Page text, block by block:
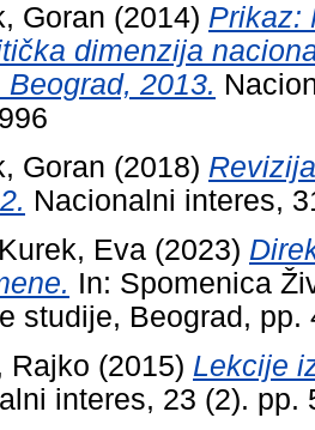
Goran (2014) Prikaz:
dimenzija
2013.
Goran (2018)
Nacionalni interes,
Eva (2023)
In: Spomenica
studije, Beograd, pp.
Rajko (2015) Lekcije
interes, 23 (2). pp.